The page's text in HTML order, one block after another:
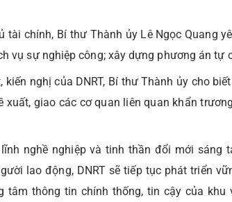
tài chính, Bí thư Thành ủy Lê Ngọc Quang
vụ sự nghiệp công; xây dựng phương án tự
nghị của DNRT, Bí thư Thành ủy cho
xuất, giao các cơ quan liên quan khẩn
lĩnh nghề nghiệp và tinh thần đổi mới sáng
lao động, DNRT sẽ tiếp tục phát triển
tâm thông tin chính thống, tin cậy của khu